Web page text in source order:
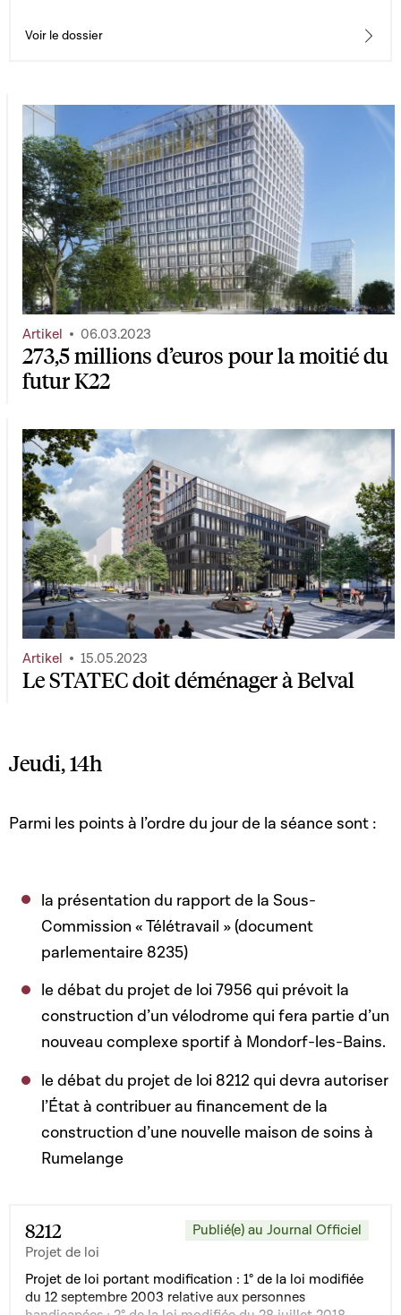
Voir le dossier
273,5 millions d’euros pour la moitié du
futur K22
Artikel 06.03.2023
Le STATEC doit déménager à Belval
Artikel 15.05.2023
Jeudi, 14h
Parmi les points à l’ordre du jour de la séance sont :
la présentation du rapport de la Sous-
Commission « Télétravail » (document
parlementaire 8235)
le débat du projet de loi 7956 qui prévoit la
construction d’un vélodrome qui fera partie d’un
nouveau complexe sportif à Mondorf-les-Bains.
le débat du projet de loi 8212 qui devra autoriser
l’État à contribuer au financement de la
construction d’une nouvelle maison de soins à
Rumelange
8212
Projet de loi
Publié(e) au Journal Officiel
Projet de loi portant modification : 1° de la loi modifiée
du 12 septembre 2003 relative aux personnes